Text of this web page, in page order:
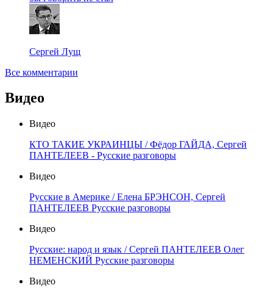
Сергей Лущ
Все комментарии
Видео
Видео
КТО ТАКИЕ УКРАИНЦЫ / Фёдор ГАЙДА, Сергей
ПАНТЕЛЕЕВ - Русские разговоры
Видео
Русские в Америке / Елена БРЭНСОН, Сергей
ПАНТЕЛЕЕВ Русские разговоры
Видео
Русские: народ и язык / Сергей ПАНТЕЛЕЕВ Олег
НЕМЕНСКИЙ Русские разговоры
Видео